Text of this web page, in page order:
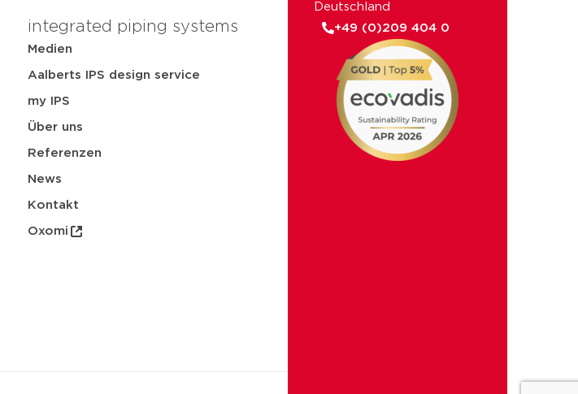
integrated piping systems
Medien
Aalberts IPS design service
my IPS
Über uns
Referenzen
News
Kontakt
Oxomi
Deutschland
+49 (0)209 404 0